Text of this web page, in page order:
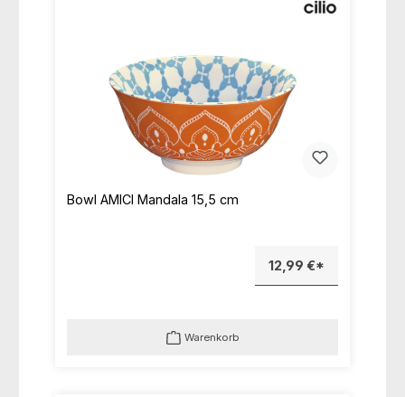
Bowl AMICI Mandala 15,5 cm
12,99 €*
Warenkorb